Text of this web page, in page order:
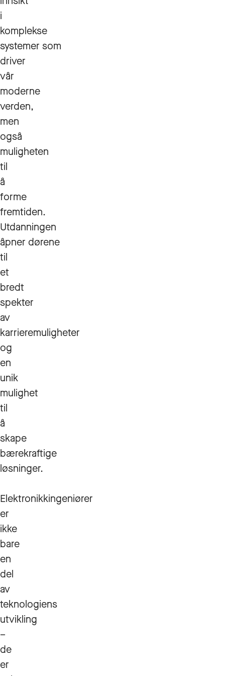
i
komplekse
systemer som
driver
vår
moderne
verden,
men
også
muligheten
til
å
forme
fremtiden.
Utdanningen
åpner dørene
til
et
bredt
spekter
av
karrieremuligheter
og
en
unik
mulighet
til
å
skape
bærekraftige
løsninger.
Elektronikkingeniører
er
ikke
bare
en
del
av
teknologiens
utvikling
–
de
er